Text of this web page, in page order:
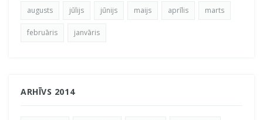
augusts jūlijs jūnijs maijs aprīlis marts
februāris janvāris
ARHĪVS 2014